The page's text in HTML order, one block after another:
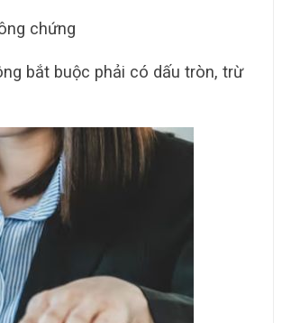
chứng
bắt buộc phải có dấu tròn, trừ